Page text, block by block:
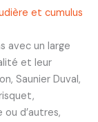
et cumulus
avec un large
et leur
Saunier Duval,
d’autres,